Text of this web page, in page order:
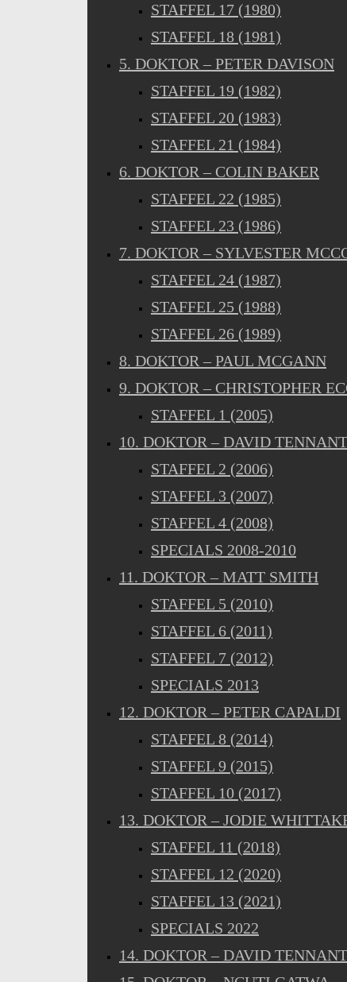
STAFFEL 17 (1980)
STAFFEL 18 (1981)
5. DOKTOR – PETER DAVISON
STAFFEL 19 (1982)
STAFFEL 20 (1983)
STAFFEL 21 (1984)
6. DOKTOR – COLIN BAKER
STAFFEL 22 (1985)
STAFFEL 23 (1986)
7. DOKTOR – SYLVESTER
STAFFEL 24 (1987)
STAFFEL 25 (1988)
STAFFEL 26 (1989)
8. DOKTOR – PAUL MCGANN
9. DOKTOR – CHRISTOPHER
STAFFEL 1 (2005)
10. DOKTOR – DAVID TENNANT
STAFFEL 2 (2006)
STAFFEL 3 (2007)
STAFFEL 4 (2008)
SPECIALS 2008-2010
11. DOKTOR – MATT SMITH
STAFFEL 5 (2010)
STAFFEL 6 (2011)
STAFFEL 7 (2012)
SPECIALS 2013
12. DOKTOR – PETER CAPALDI
STAFFEL 8 (2014)
STAFFEL 9 (2015)
STAFFEL 10 (2017)
13. DOKTOR – JODIE
STAFFEL 11 (2018)
STAFFEL 12 (2020)
STAFFEL 13 (2021)
SPECIALS 2022
14. DOKTOR – DAVID TENNANT